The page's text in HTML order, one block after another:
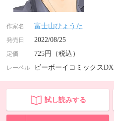
作家名 富士山ひょうた
発売日 2022/08/25
定価 725円（税込）
レーベル ビーボーイコミックスDX
試し読みする